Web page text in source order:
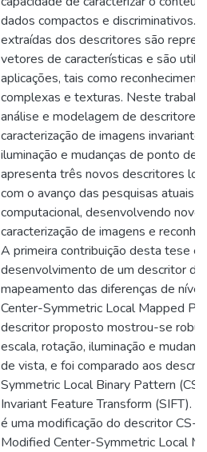
dados compactos e discriminativos.
extraídas dos descritores são
vetores de características e são
aplicações, tais como
complexas e texturas. Neste
análise e modelagem de descritores
caracterização de imagens
iluminação e mudanças de ponto de
apresenta três novos descritores
com o avanço das pesquisas atuais
computacional, desenvolvendo
caracterização de imagens e
A primeira contribuição desta tese é
desenvolvimento de um descritor
mapeamento das diferenças de nível
Center-Symmetric Local Mapped
descritor proposto mostrou-se
escala, rotação, iluminação e
de vista, e foi comparado aos
Symmetric Local Binary Pattern
Invariant Feature Transform (SIFT).
é uma modificação do descritor CS-
Modified Center-Symmetric Local